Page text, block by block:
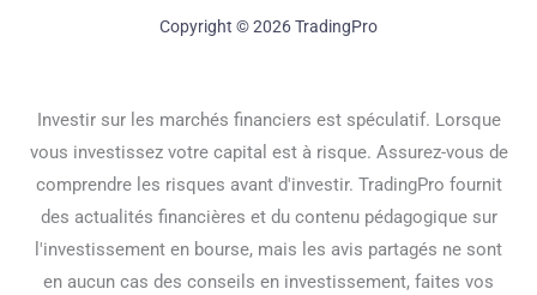
Copyright © 2026 TradingPro
Investir sur les marchés financiers est spéculatif. Lorsque
vous investissez votre capital est à risque. Assurez-vous de
comprendre les risques avant d'investir. TradingPro fournit
des actualités financières et du contenu pédagogique sur
l'investissement en bourse, mais les avis partagés ne sont
en aucun cas des conseils en investissement, faites vos